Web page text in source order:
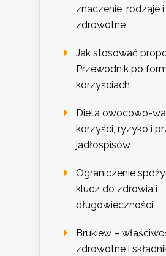
znaczenie, rodzaje
zdrowotne
Jak stosować
Przewodnik po
korzyściach
Dieta owocowo-
korzyści, ryzyko i
jadłospisów
Ograniczenie
klucz do zdrowia i
długowieczności
Brukiew –
zdrowotne i